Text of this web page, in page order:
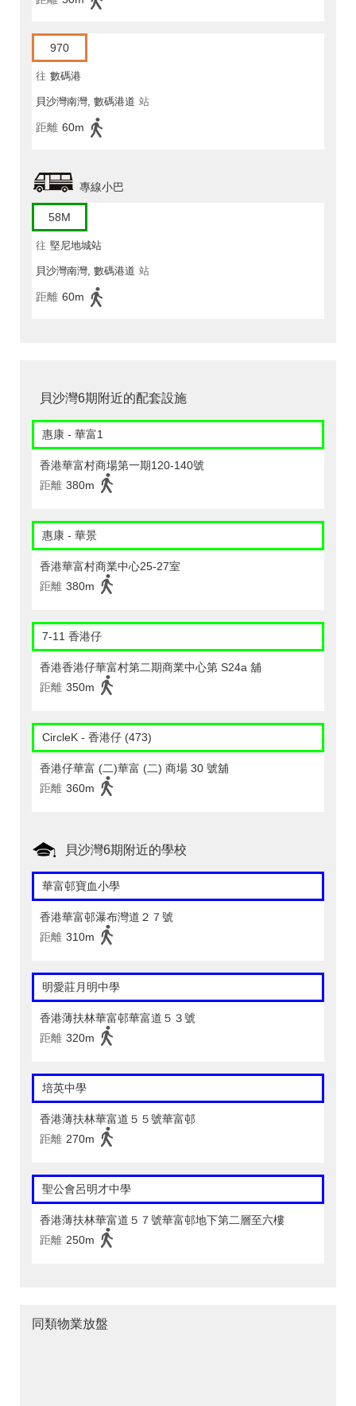
970
往 數碼港
貝沙灣南灣, 數碼港道 站
距離 60m
專線小巴
58M
往 堅尼地城站
貝沙灣南灣, 數碼港道 站
距離 60m
貝沙灣6期附近的配套設施
惠康 - 華富1
香港華富村商場第一期120-140號
距離 380m
惠康 - 華景
香港華富村商業中心25-27室
距離 380m
7-11 香港仔
香港香港仔華富村第二期商業中心第 S24a 舖
距離 350m
CircleK - 香港仔 (473)
香港仔華富 (二)華富 (二) 商場 30 號舖
距離 360m
貝沙灣6期附近的學校
華富邨寶血小學
香港華富邨瀑布灣道２７號
距離 310m
明愛莊月明中學
香港薄扶林華富邨華富道５３號
距離 320m
培英中學
香港薄扶林華富道５５號華富邨
距離 270m
聖公會呂明才中學
香港薄扶林華富道５７號華富邨地下第二層至六樓
距離 250m
同類物業放盤